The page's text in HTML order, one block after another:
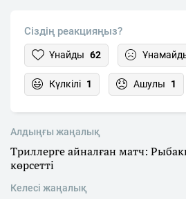
Сіздің реакцияңыз?
Ұнайды 62
Күлкілі 1 Ашулы 1
Алдыңғы жаңалық
Триллерге айналған матч:
көрсетті
Келесі жаңалық